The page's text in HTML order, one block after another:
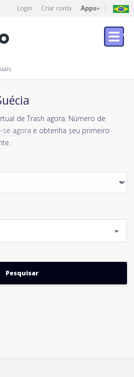
Login Criar conta Apps
de Trash agora. Número de
se agora e obtenha seu primeiro